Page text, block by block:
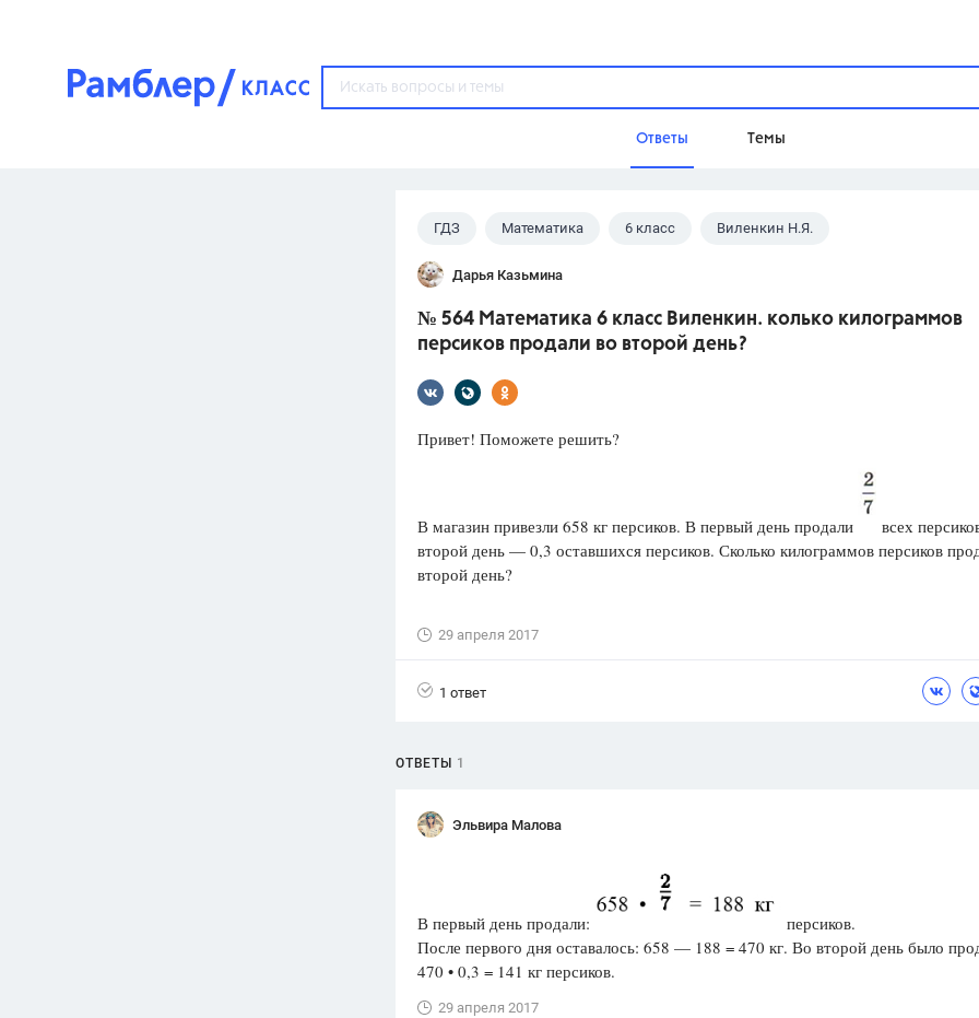
Ответы Темы
Популярные темы
ГДЗ
ОГЭ
Вузы
1752 ответа
Олимпиады
Домашнее задание
Цыбулько И.П.,
Психология
ГДЗ Математика 6 класс Виленкин Н.Я.
Дарья Казьмина
№ 564 Математика 6 класс Виленкин. колько килограммов
персиков продали во второй день?
Привет! Поможете решить?
В магазин привезли 658 кг персиков. В первый день продали
всех
второй день — 0,3 оставшихся персиков. Сколько килограммов персиков
второй день?
29 апреля 2017
1 ответ
ОТВЕТЫ 1
Эльвира Малова
В первый день продали:
персиков.
После первого дня оставалось: 658 — 188 = 470 кг. Во второй день было
470 • 0,3 = 141 кг персиков.
29 апреля 2017